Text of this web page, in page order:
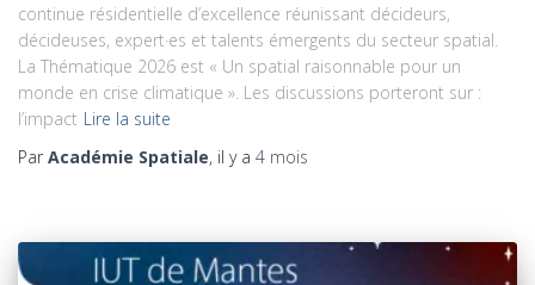
continue résidentielle d’excellence réunissant décideurs,
décideuses, expert·es et talents émergents du secteur spatial.
La Thématique 2026 est « Un spatial raisonnable pour un
monde en crise climatique ». Les discussions porteront sur :
l’impact Lire la suite
Par Académie Spatiale, il y a 4 mois